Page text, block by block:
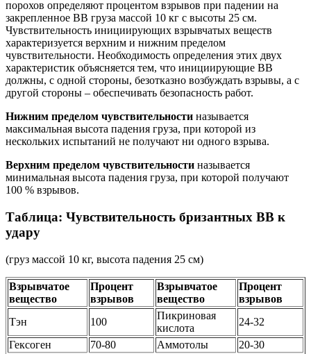
порохов определяют процентом взрывов при падении на
закрепленное ВВ груза массой 10 кг с высоты 25 см.
Чувствительность инициирующих взрывчатых веществ
характеризуется верхним и нижним пределом
чувствительности. Необходимость определения этих двух
характеристик объясняется тем, что инициирующие ВВ
должны, с одной стороны, безотказно возбуждать взрывы, а с
другой стороны – обеспечивать безопасность работ.
Нижним пределом чувствительности называется
максимальная высота падения груза, при которой из
нескольких испытаний не получают ни одного взрыва.
Верхним пределом чувствительности называется
минимальная высота падения груза, при которой получают
100 % взрывов.
Таблица: Чувствительность бризантных ВВ к
удару
(груз массой 10 кг, высота падения 25 см)
Взрывчатое
вещество
Процент
взрывов
Взрывчатое
вещество
Процент
взрывов
Тэн
100
Пикриновая
кислота
24-32
Гексоген
70-80 Аммотолы
20-30